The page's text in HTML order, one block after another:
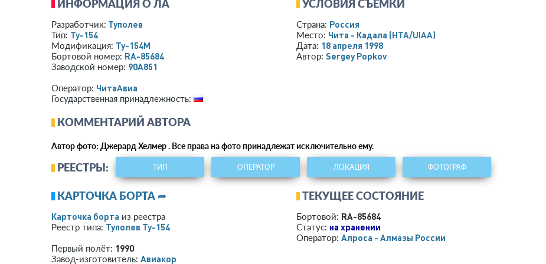
ИНФОРМАЦИЯ О ЛА
Разработчик: Туполев
Тип: Ту-154
Модификация: Ту-154М
Бортовой номер: RA-85684
Заводской номер: 90A851
Оператор: ЧитаАвиа
Государственная принадлежность:
УСЛОВИЯ СЪЕМКИ
Страна: Россия
Место: Чита - Кадала (HTA/UIAA)
Дата: 18 апреля 1998
Автор: Sergey Popkov
КОММЕНТАРИЙ АВТОРА
Автор фото: Джерард Хелмер . Все права на фото принадлежат исключительно ему.
РЕЕСТРЫ: ТИП ОПЕРАТОР ЛОКАЦИЯ ФОТОГРАФ
КАРТОЧКА БОРТА ➦
Карточка борта из реестра
Реестр типа: Туполев Ту-154
Первый полёт: 1990
Завод-изготовитель: Авиакор
ТЕКУЩЕЕ СОСТОЯНИЕ
Бортовой: RA-85684
Статус: на хранении
Оператор: Алроса - Алмазы России